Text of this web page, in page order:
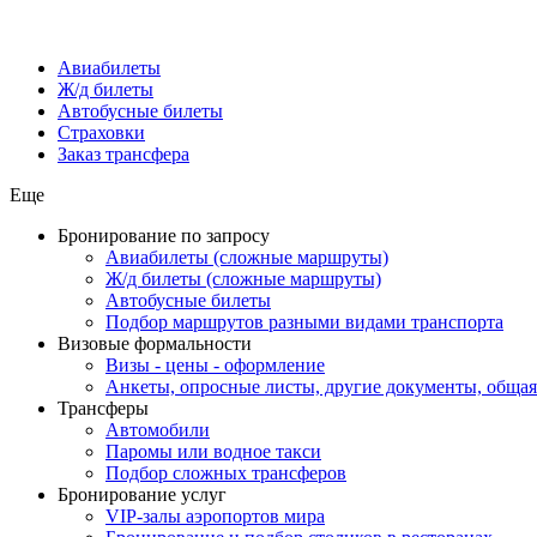
Авиабилеты
Ж/д билеты
Автобусные билеты
Страховки
Заказ трансфера
Еще
Бронирование по запросу
Авиабилеты (сложные маршруты)
Ж/д билеты (сложные маршруты)
Автобусные билеты
Подбор маршрутов разными видами транспорта
Визовые формальности
Визы - цены - оформление
Анкеты, опросные листы, другие документы,
Трансферы
Автомобили
Паромы или водное такси
Подбор сложных трансферов
Бронирование услуг
VIP-залы аэропортов мира